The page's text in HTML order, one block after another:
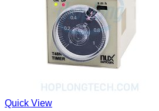
Quick View